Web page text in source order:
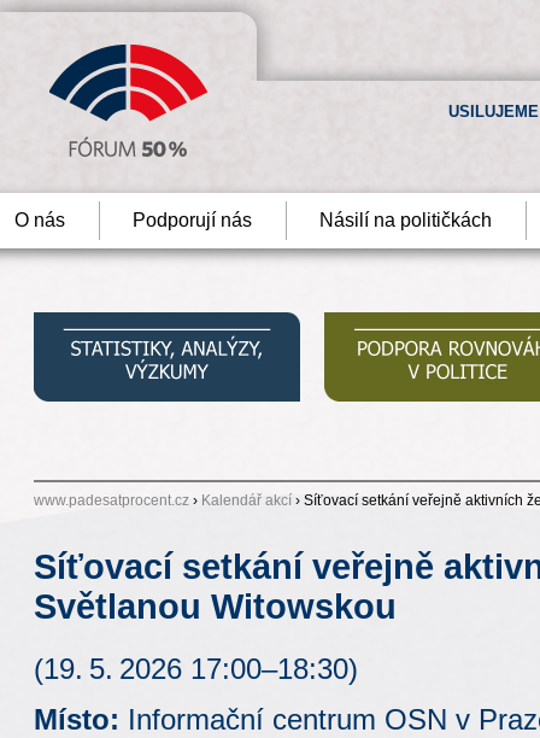
O nás Podporují nás Násilí na političkách
www.padesatprocent.cz › Kalendář akcí › Síťovací setkání veřejně aktivních
Síťovací setkání veřejně
Světlanou Witowskou
(19. 5. 2026 17:00–18:30)
Místo: Informační centrum OSN v